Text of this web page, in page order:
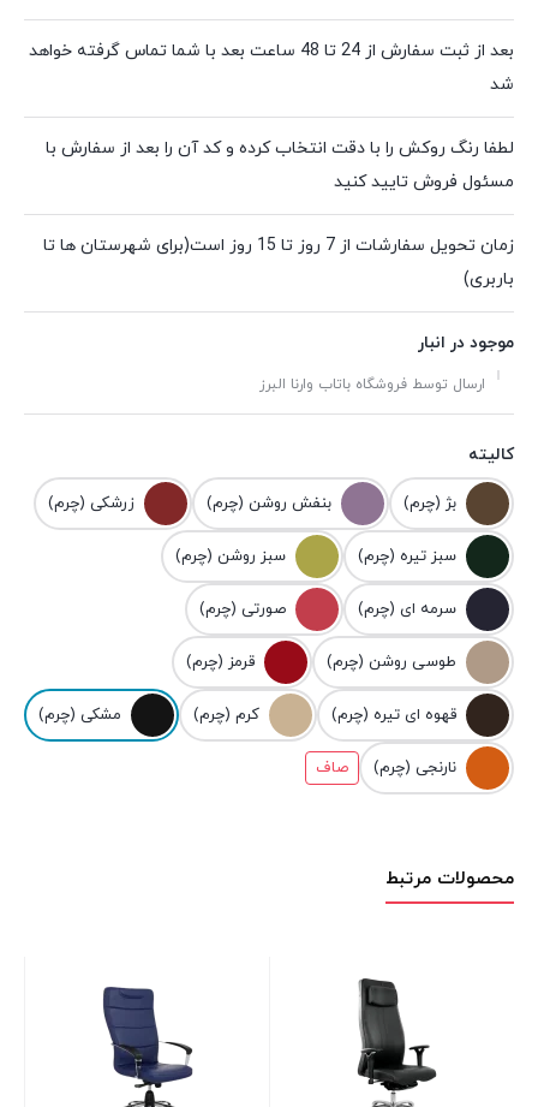
بعد از ثبت سفارش از 24 تا 48 ساعت بعد با شما تماس گرفته خواهد
شد
لطفا رنگ روکش را با دقت انتخاب کرده و کد آن را بعد از سفارش با
مسئول فروش تایید کنید
زمان تحویل سفارشات از 7 روز تا 15 روز است(برای شهرستان ها تا
باربری)
موجود در انبار
ارسال توسط فروشگاه باتاب وارنا البرز
کالیته
بژ (چرم) بنفش روشن (چرم) زرشکی (چرم)
سبز تیره (چرم) سبز روشن (چرم)
سرمه ای (چرم) صورتی (چرم)
طوسی روشن (چرم) قرمز (چرم)
قهوه ای تیره (چرم) کرم (چرم) مشکی (چرم)
نارنجی (چرم) صاف
محصولات مرتبط